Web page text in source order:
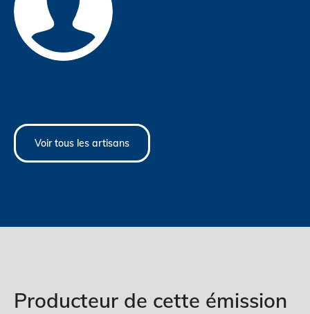
Voir tous les artisans
Producteur de cette émission